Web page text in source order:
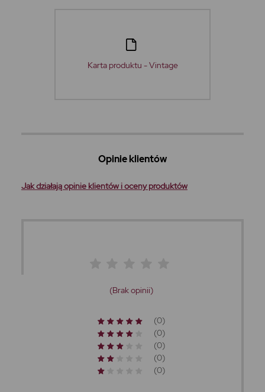
Karta produktu - Vintage
Opinie klientów
Jak działają opinie klientów i oceny produktów
(Brak opinii)
(0)
(0)
(0)
(0)
(0)